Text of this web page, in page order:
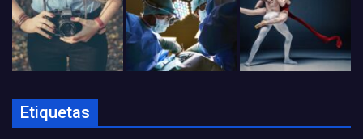
Etiquetas